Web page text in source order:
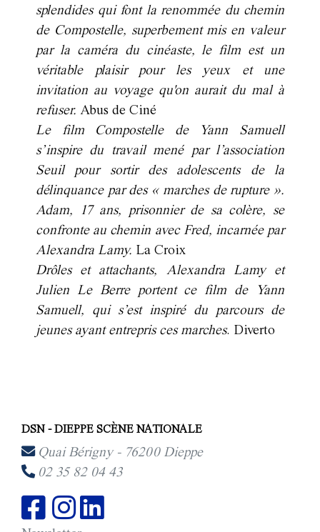
splendides qui font la renommée du chemin
de Compostelle, superbement mis en valeur
par la caméra du cinéaste, le film est un
véritable plaisir pour les yeux et une
invitation au voyage qu'on aurait du mal à
refuser. Abus de Ciné
Le film Compostelle de Yann Samuell
s’inspire du travail mené par l’association
Seuil pour sortir des adolescents de la
délinquance par des « marches de rupture ».
Adam, 17 ans, prisonnier de sa colère, se
confronte au chemin avec Fred, incarnée par
Alexandra Lamy. La Croix
Drôles et attachants, Alexandra Lamy et
Julien Le Berre portent ce film de Yann
Samuell, qui s’est inspiré du parcours de
jeunes ayant entrepris ces marches. Diverto
DSN - DIEPPE SCÈNE NATIONALE
Quai Bérigny - 76200 Dieppe
02 35 82 04 43